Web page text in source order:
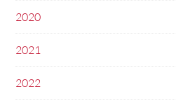
2020
2021
2022